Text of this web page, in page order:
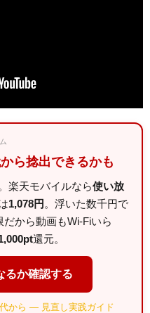
ら捻出できるかも
楽天モバイルなら使い放
1,078円 。浮いた数千円で
から動画もWi-Fiいら
還元。
るか確認する
から — 見直し実践ガイド